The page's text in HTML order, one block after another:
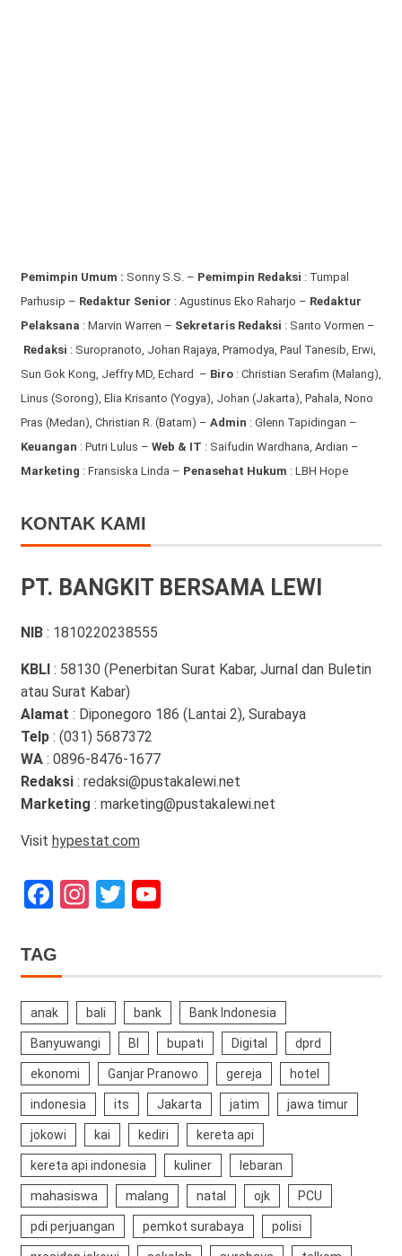
Pemimpin Umum : Sonny S.S. – Pemimpin Redaksi : Tumpal
Parhusip – Redaktur Senior : Agustinus Eko Raharjo – Redaktur
Pelaksana : Marvin Warren – Sekretaris Redaksi : Santo Vormen –
Redaksi : Suropranoto, Johan Rajaya, Pramodya, Paul Tanesib, Erwi,
Sun Gok Kong, Jeffry MD, Echard – Biro: Christian Serafim (Malang),
Linus (Sorong), Elia Krisanto (Yogya), Johan (Jakarta), Pahala, Nono
Pras (Medan), Christian R. (Batam) – Admin : Glenn Tapidingan –
Keuangan : Putri Lulus – Web & IT : Saifudin Wardhana, Ardian –
Marketing : Fransiska Linda – Penasehat Hukum : LBH Hope
KONTAK KAMI
PT. BANGKIT BERSAMA LEWI
NIB : 1810220238555
KBLI : 58130 (Penerbitan Surat Kabar, Jurnal dan Buletin
atau Surat Kabar)
Alamat : Diponegoro 186 (Lantai 2), Surabaya
Telp: (031) 5687372
WA: 0896-8476-1677
Redaksi: redaksi@pustakalewi.net
Marketing : marketing@pustakalewi.net
Visit hypestat.com
Facebook
Instagram
TwitterYouTube
TAG
anak bali bank Bank Indonesia
Banyuwangi BI bupati Digital dprd
ekonomi Ganjar Pranowo gereja hotel
indonesia its Jakarta jatim jawa timur
jokowi kai kediri kereta api
kereta api indonesia kuliner lebaran
mahasiswa malang natal ojk PCU
pdi perjuangan pemkot surabaya polisi